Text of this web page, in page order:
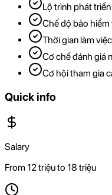
Lộ trình phát
Chế độ bảo hiểm
Thời gian làm
Cơ chế đánh giá
Cơ hội tham gia
Quick info
Salary
From 12 triệu to 18 triệu